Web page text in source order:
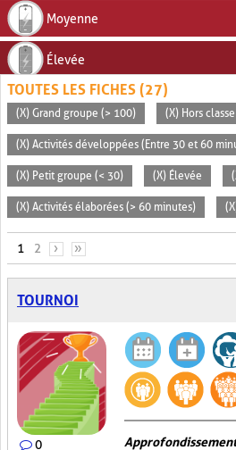
Moyenne
Élevée
TOUTES LES FICHES (27)
(X) Grand groupe (> 100) (X) Hors classe
(X) Activités développées (Entre 30 et 60
(X) Petit groupe (< 30) (X) Élevée
(X) Activités élaborées (> 60 minutes)
PAGES
1 2 › »
TOURNOI
0